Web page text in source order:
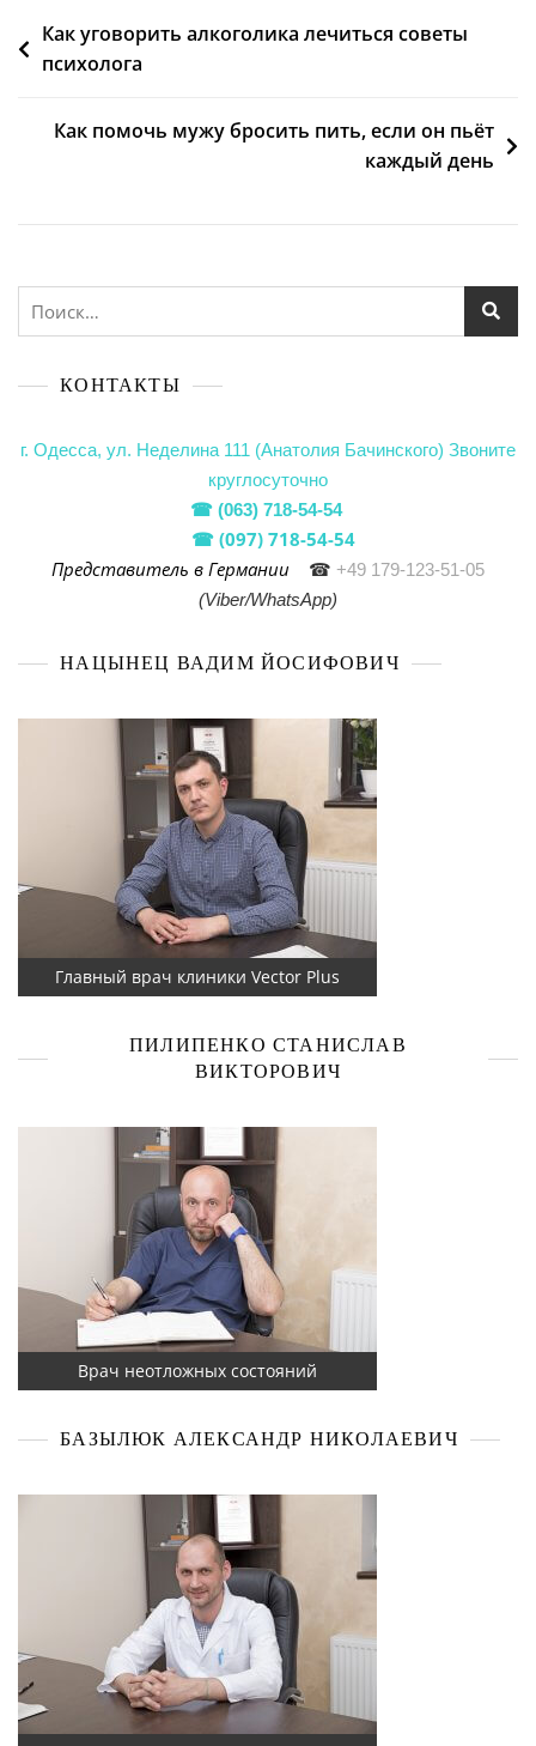
Как уговорить алкоголика лечиться советы
психолога
Как помочь мужу бросить пить, если он пьёт
каждый день
КОНТАКТЫ
г. Одесса, ул. Неделина 111 (Анатолия Бачинского) Звоните
круглосуточно
☎ (063) 718-54-54
☎ (097) 718-54-54
Представитель в Германии
☎ +49 179-123-51-05
(Viber/WhatsApp)
НАЦЫНЕЦ ВАДИМ ЙОСИФОВИЧ
Главный врач клиники Vector Plus
ПИЛИПЕНКО СТАНИСЛАВ
ВИКТОРОВИЧ
Врач неотложных состояний
БАЗЫЛЮК АЛЕКСАНДР НИКОЛАЕВИЧ